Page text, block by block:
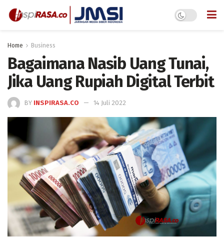
Home Business
Bagaimana Nasib Uang Tunai,
Jika Uang Rupiah Digital Terbit
BY INSPIRASA.CO 14 Juli 2022